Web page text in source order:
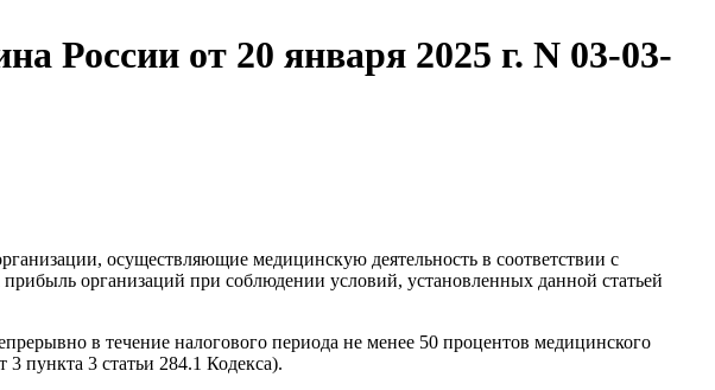
России от 20 января 2025 г. N 03-03-
осуществляющие медицинскую деятельность в соответствии с
организаций при соблюдении условий, установленных данной статьей
в течение налогового периода не менее 50 процентов медицинского
пункта 3 статьи 284.1 Кодекса).